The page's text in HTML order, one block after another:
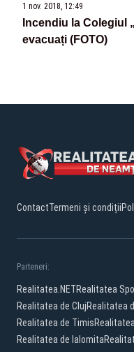
1 nov. 2018, 12:49
Incendiu la Colegiul
evacuați (FOTO)
ContactTermeni și condiții
Parteneri:
Realitatea.NETRealitatea
Realitatea de ClujRealitatea
Realitatea de Timis
Realitatea de Ialomita